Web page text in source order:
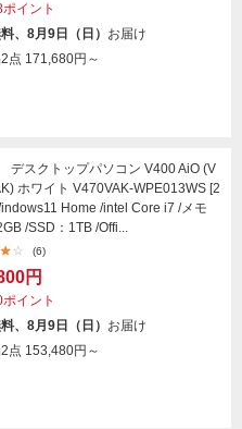
イント
、8月9日（日） お届け
点 171,680円～
スクトップパソコン V400 AiO (V
ホワイト V470VAK-WPE013WS [2
Home /intel Core i7 /メモ
/SSD：1TB /Offi...
(6)
円
イント
、8月9日（日） お届け
点 153,480円～